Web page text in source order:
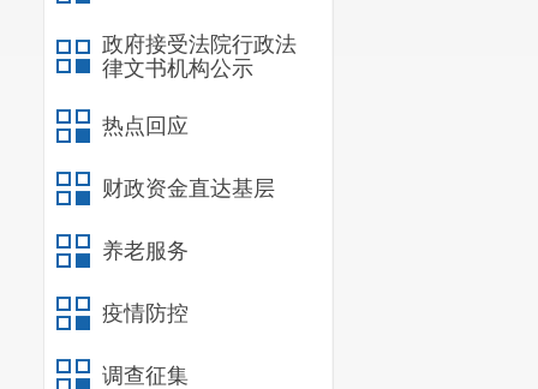
政府接受法院行政法
律文书机构公示
热点回应
财政资金直达基层
养老服务
疫情防控
调查征集